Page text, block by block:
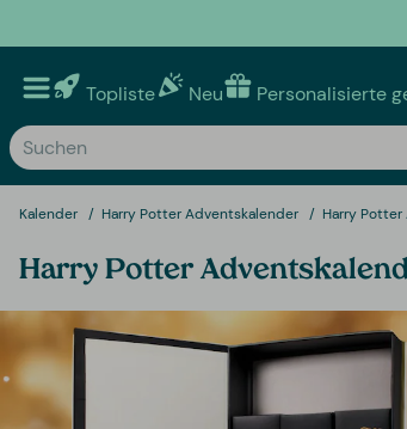
Topliste Neu Personalisierte
Kalender Harry Potter Adventskalender Harry
Harry Potter